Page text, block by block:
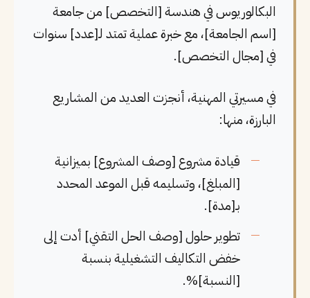
البكالوريوس في هندسة [التخصص] من جامعة
[اسم الجامعة]، مع خبرة عملية تمتد لـ[عدد] سنوات
في [مجال التخصص].
في مسيرتي المهنية، أنجزت العديد من المشاريع
البارزة، منها:
قيادة مشروع [وصف المشروع] بميزانية
[المبلغ]، وتسليمه قبل الموعد المحدد
بـ[مدة].
تطوير حلول [وصف الحل التقني] أدت إلى
خفض التكاليف التشغيلية بنسبة
[النسبة]%.